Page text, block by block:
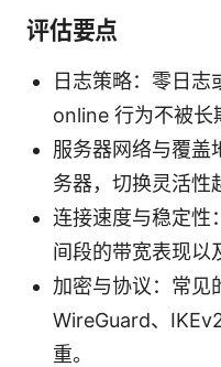
评估要点
日志策略：零日志
online 行为不被长
服务器网络与覆盖
务器，切换灵活性
连接速度与稳定性
间段的带宽表现以
加密与协议：常见
WireGuard、
重。